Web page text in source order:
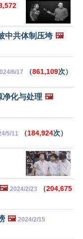
中共体制压垮 🖼️
6/17 （861,109次）
化与处理 🖼️
5/11 （184,924次）
🖼️ 2024/2/23 （204,675
🖼️ 2024/2/15